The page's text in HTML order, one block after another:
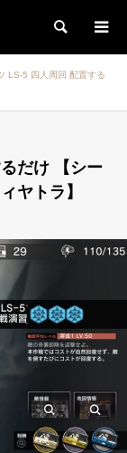
検索
LS-5 四人周回 配置する
だけ 【シー
ヤトラ】